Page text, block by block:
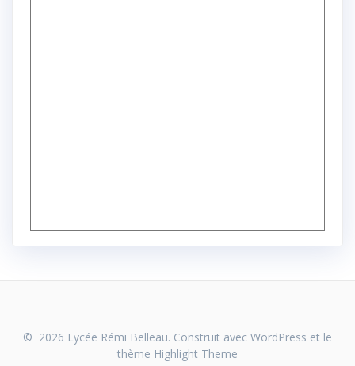
© 2026 Lycée Rémi Belleau. Construit avec WordPress et le
thème Highlight Theme